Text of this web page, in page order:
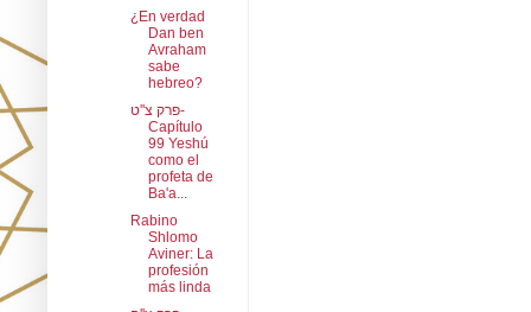
¿En verdad
Dan ben
Avraham
sabe
hebreo?
פרק צ''ט-
Capítulo
99 Yeshú
como el
profeta de
Ba'a...
Rabino
Shlomo
Aviner: La
profesión
más linda